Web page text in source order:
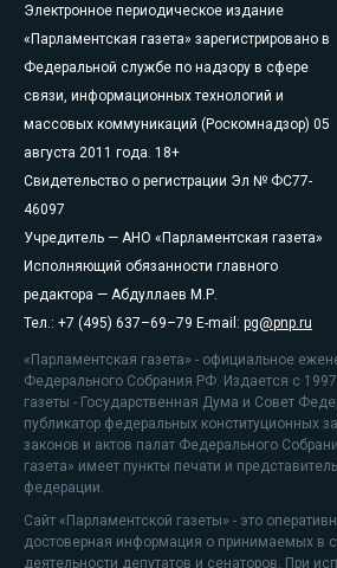
Электронное периодическое издание
«Парламентская газета» зарегистрировано в
Федеральной службе по надзору в сфере
связи, информационных технологий и
массовых коммуникаций (Роскомнадзор) 05
августа 2011 года. 18+
Свидетельство о регистрации Эл № ФС77-
46097
Учредитель — АНО «Парламентская газета»
Исполняющий обязанности главного
редактора — Абдуллаев М.Р.
Тел.: +7 (495) 637–69–79 E-mail: pg@pnp.ru
«Парламентская газета» - официальное
Федерального Собрания РФ. Издается с
газеты - Государственная Дума и Совет
публикатор федеральных конституционных
законов и актов палат Федерального
газета» имеет пункты печати и
федерации.
Сайт «Парламентской газеты» - это
достоверная информация о принимаемых в
деятельности депутатов и сенаторов. При